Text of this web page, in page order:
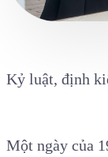
Kỷ luật, định
Một ngày của